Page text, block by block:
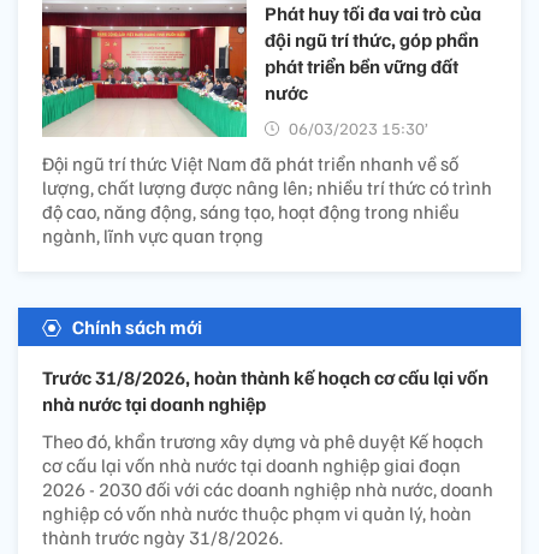
Phát huy tối đa vai trò của
đội ngũ trí thức, góp phần
phát triển bền vững đất
nước
06/03/2023 15:30’
Đội ngũ trí thức Việt Nam đã phát triển nhanh về số
lượng, chất lượng được nâng lên; nhiều trí thức có trình
độ cao, năng động, sáng tạo, hoạt động trong nhiều
ngành, lĩnh vực quan trọng
Chính sách mới
Trước 31/8/2026, hoàn thành kế hoạch cơ cấu lại vốn
nhà nước tại doanh nghiệp
Theo đó, khẩn trương xây dựng và phê duyệt Kế hoạch
cơ cấu lại vốn nhà nước tại doanh nghiệp giai đoạn
2026 - 2030 đối với các doanh nghiệp nhà nước, doanh
nghiệp có vốn nhà nước thuộc phạm vi quản lý, hoàn
thành trước ngày 31/8/2026.